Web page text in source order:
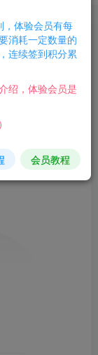
，体验会员有每
消耗一定数量的
连续签到积分累
绍，体验会员是
会员教程